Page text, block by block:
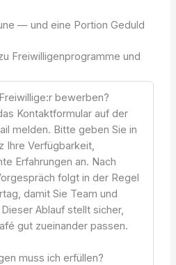
— und eine Portion Geduld
Freiwilligenprogramme und
bewerben?
Kontaktformular auf der
melden. Bitte geben Sie in
Ihre Verfügbarkeit,
Erfahrungen an. Nach
folgt in der Regel
damit Sie Team und
Ablauf stellt sicher,
gut zueinander passen.
muss ich erfüllen?